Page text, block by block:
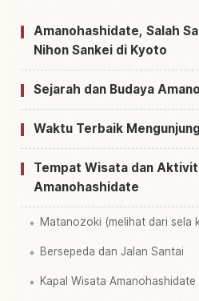
Cari aktivitas di
Amanohashidate, Salah
Nihon Sankei di Kyoto
Sejarah dan Budaya
Waktu Terbaik
Tempat Wisata dan
Amanohashidate
Matanozoki (melihat dari sela
Bersepeda dan Jalan Santai
Kapal Wisata Amanohashidate